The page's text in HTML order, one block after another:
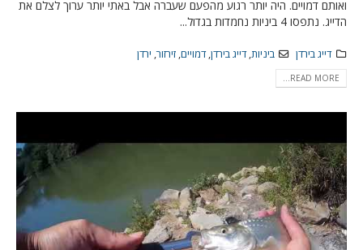
ואותם דמויים. היה יותר רגוע מהפעם שעברה אבל באתי יותר ערוך לצלם את
הדייג. נתפסו 4 ביניות נחמדות בגדול...
דייג בירדן ביניות,דייג בירדן,דמויים,זירזור, ירדן
READ MORE...